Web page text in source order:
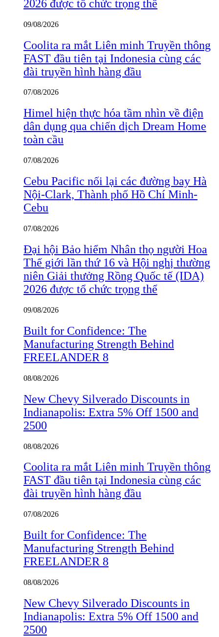
2026 được tổ chức trọng thể
09/08/2026
Coolita ra mắt Liên minh Truyền thông
FAST đầu tiên tại Indonesia cùng các
đài truyền hình hàng đầu
07/08/2026
Himel hiện thực hóa tầm nhìn về điện
dân dụng qua chiến dịch Dream Home
toàn cầu
07/08/2026
Cebu Pacific nối lại các đường bay Hà
Nội-Clark, Thành phố Hồ Chí Minh-
Cebu
07/08/2026
Đại hội Bảo hiểm Nhân thọ người Hoa
Thế giới lần thứ 16 và Hội nghị thường
niên Giải thưởng Rồng Quốc tế (IDA)
2026 được tổ chức trọng thể
09/08/2026
Built for Confidence: The
Manufacturing Strength Behind
FREELANDER 8
08/08/2026
New Chevy Silverado Discounts in
Indianapolis: Extra 5% Off 1500 and
2500
08/08/2026
Coolita ra mắt Liên minh Truyền thông
FAST đầu tiên tại Indonesia cùng các
đài truyền hình hàng đầu
07/08/2026
Built for Confidence: The
Manufacturing Strength Behind
FREELANDER 8
08/08/2026
New Chevy Silverado Discounts in
Indianapolis: Extra 5% Off 1500 and
2500